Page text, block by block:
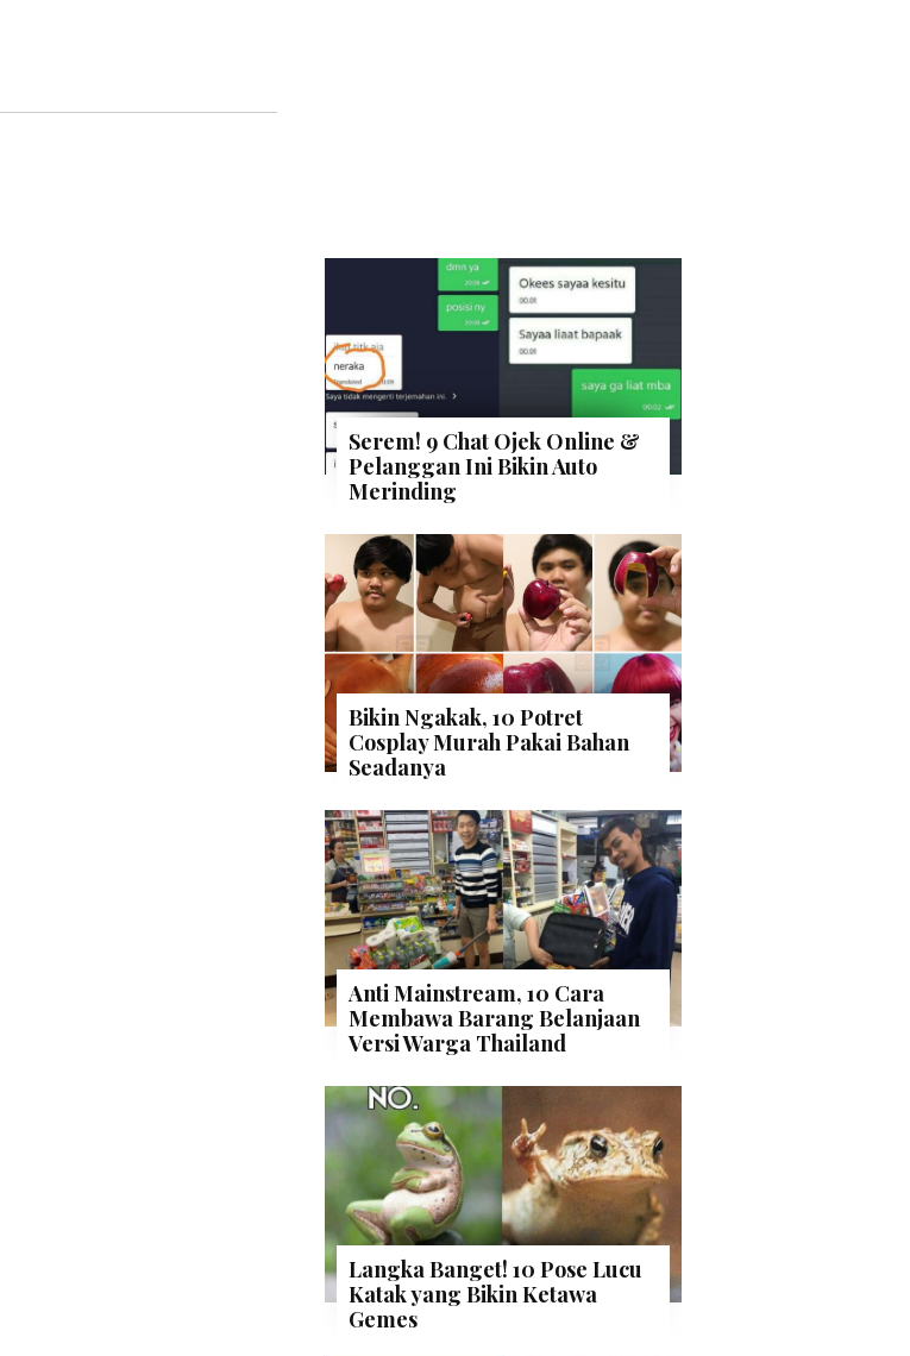
Serem! 9 Chat Ojek Online &
Pelanggan Ini Bikin Auto
Merinding
Bikin Ngakak, 10 Potret
Cosplay Murah Pakai Bahan
Seadanya
Anti Mainstream, 10 Cara
Membawa Barang Belanjaan
Versi Warga Thailand
Langka Banget! 10 Pose Lucu
Katak yang Bikin Ketawa
Gemes